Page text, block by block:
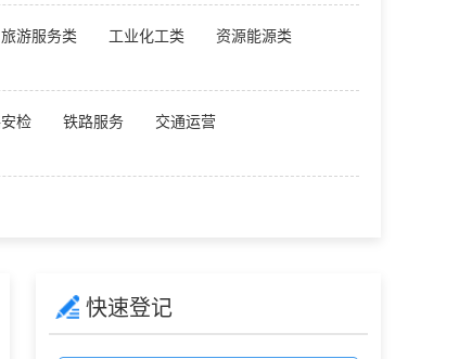
旅游服务类 工业化工类
资源能源类
检 铁路服务
交通运营
快速登记